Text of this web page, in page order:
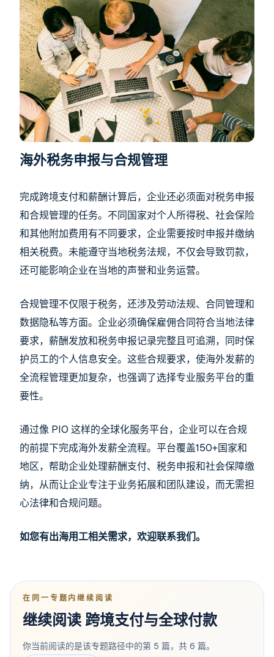
海外税务申报与合规管理
完成跨境支付和薪酬计算后，企业还必须面对税务申报
和合规管理的任务。不同国家对个人所得税、社会保险
和其他附加费用有不同要求，企业需要按时申报并缴纳
相关税费。未能遵守当地税务法规，不仅会导致罚款，
还可能影响企业在当地的声誉和业务运营。
合规管理不仅限于税务，还涉及劳动法规、合同管理和
数据隐私等方面。企业必须确保雇佣合同符合当地法律
要求，薪酬发放和税务申报记录完整且可追溯，同时保
护员工的个人信息安全。这些合规要求，使海外发薪的
全流程管理更加复杂，也强调了选择专业服务平台的重
要性。
通过像 PIO 这样的全球化服务平台，企业可以在合规
的前提下完成海外发薪全流程。平台覆盖150+国家和
地区，帮助企业处理薪酬支付、税务申报和社会保障缴
纳，从而让企业专注于业务拓展和团队建设，而无需担
心法律和合规问题。
如您有出海用工相关需求，欢迎联系我们。
在同一专题内继续阅读
继续阅读 跨境支付与全球付款
你当前阅读的是该专题路径中的第 5 篇，共 6 篇。